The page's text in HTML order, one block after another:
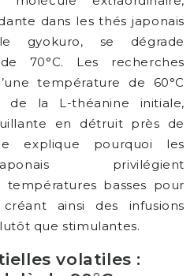
dans les thés japonais
gyokuro, se dégrade
70°C. Les recherches
température de 60°C
de la L-théanine initiale,
en détruit près de
explique pourquoi les
privilégient
températures basses pour
ainsi des infusions
que stimulantes.
volatiles :